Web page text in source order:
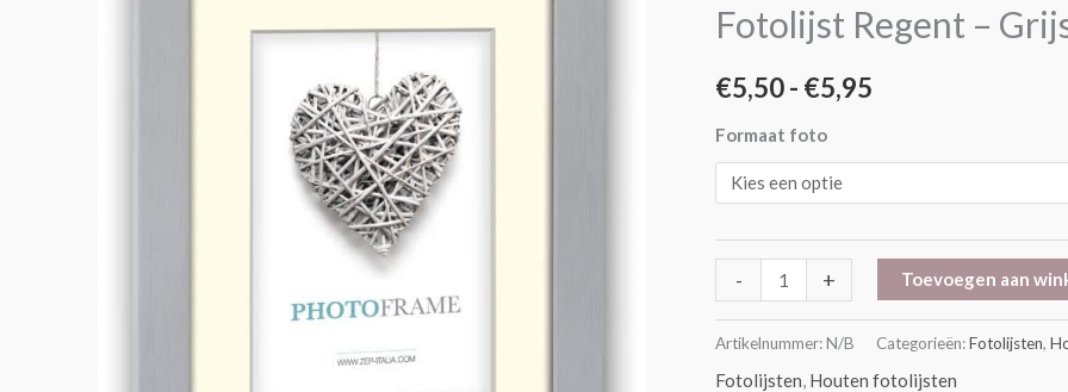
Fotolijst Regent –
€5,50- €5,95
€5,95
Formaat foto
-
aantal
+ Toevoegen aan
Artikelnummer:N/B Categorieën:Fotolijsten,
Fotolijsten, Houten fotolijsten